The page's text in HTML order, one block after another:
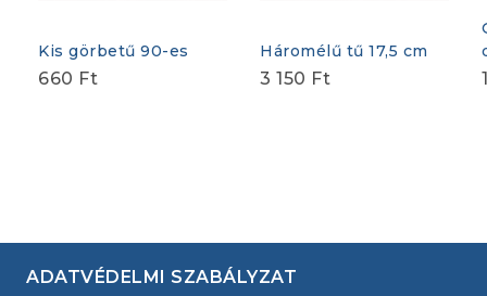
Kis görbetű 90-es
660 Ft
Háromélű tű 17,5 cm
3 150 Ft
ADATVÉDELMI SZABÁLYZAT